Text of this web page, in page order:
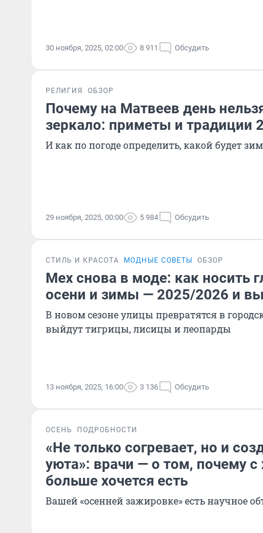
30 ноября, 2025, 02:00 8 911 Обсудить
РЕЛИГИЯ ОБЗОР
Почему на Матвеев день
зеркало: приметы и традиции
И как по погоде определить, какой будет
29 ноября, 2025, 00:00 5 984 Обсудить
СТИЛЬ И КРАСОТА МОДНЫЕ СОВЕТЫ ОБЗОР
Мех снова в моде: как носить
осени и зимы — 2025/2026 и
В новом сезоне улицы превратятся в
выйдут тигрицы, лисицы и леопарды
13 ноября, 2025, 16:00 3 136 Обсудить
ОСЕНЬ ПОДРОБНОСТИ
«Не только согревает, но и
уюта»: врачи — о том, почему с
больше хочется есть
Вашей «осенней зажировке» есть научное